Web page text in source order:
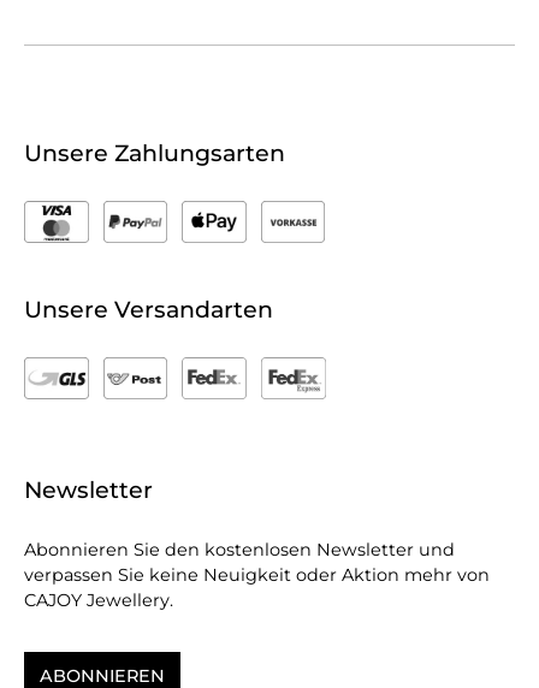
Unsere Zahlungsarten
Unsere Versandarten
Newsletter
Abonnieren Sie den kostenlosen Newsletter und
verpassen Sie keine Neuigkeit oder Aktion mehr von
CAJOY Jewellery.
ABONNIEREN